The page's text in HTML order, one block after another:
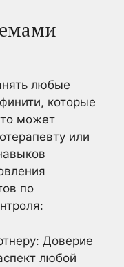
любые
которые
может
или
по
Доверие
любой